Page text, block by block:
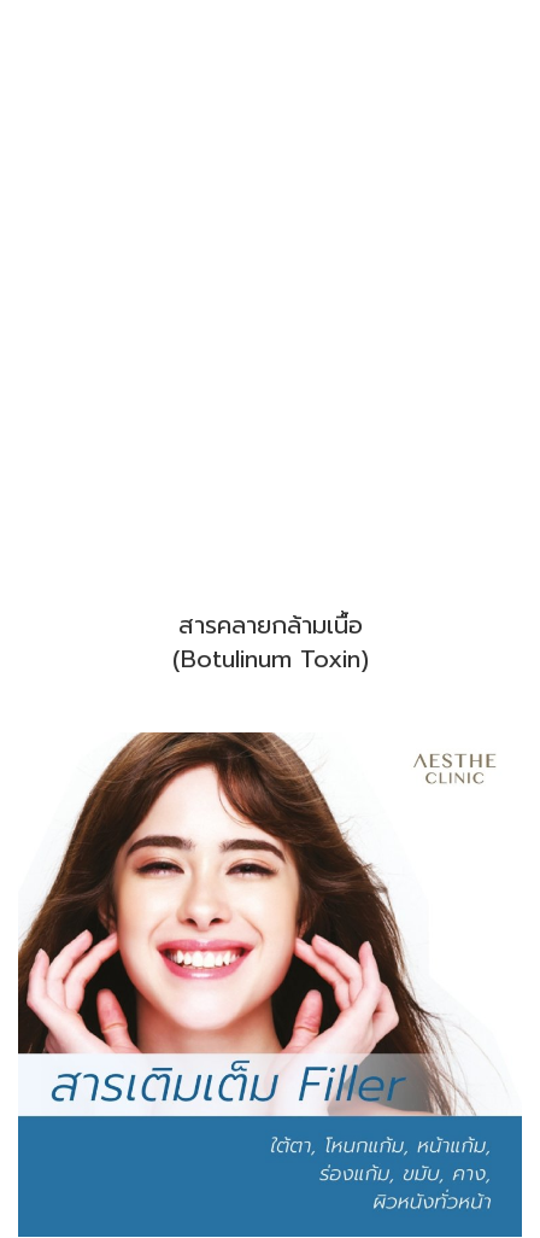
สารคลายกล้ามเนื้อ
(Botulinum Toxin)